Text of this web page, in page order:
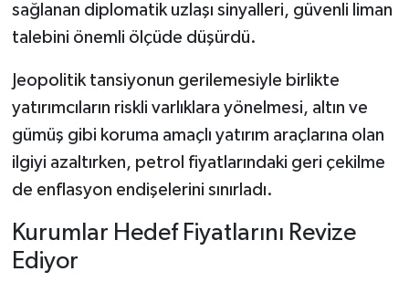
sağlanan diplomatik uzlaşı sinyalleri, güvenli liman
talebini önemli ölçüde düşürdü.
Jeopolitik tansiyonun gerilemesiyle birlikte
yatırımcıların riskli varlıklara yönelmesi, altın ve
gümüş gibi koruma amaçlı yatırım araçlarına olan
ilgiyi azaltırken, petrol fiyatlarındaki geri çekilme
de enflasyon endişelerini sınırladı.
Kurumlar Hedef Fiyatlarını Revize
Ediyor